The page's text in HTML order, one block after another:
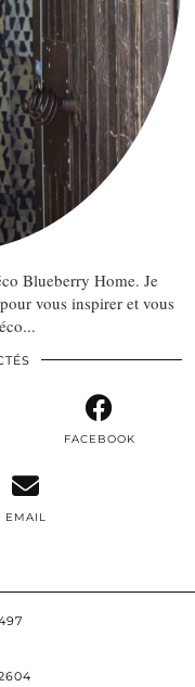
Blueberry Home. Je
vous inspirer et vous
FACEBOOK
EMAIL